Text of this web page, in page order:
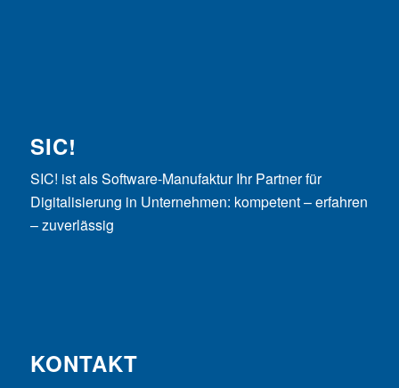
SIC!
SIC! ist als Software-Manufaktur Ihr Partner für
Digitalisierung in Unternehmen: kompetent – erfahren
– zuverlässig
KONTAKT